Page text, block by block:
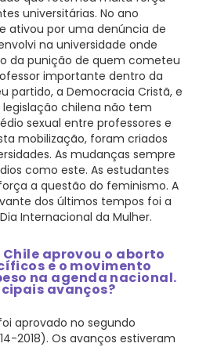
universitárias. No ano
ativou por uma denúncia de
na universidade onde
da punição de quem cometeu
importante dentro da
partido, a Democracia Cristã, e
chilena não tem
sexual entre professores e
mobilização, foram criados
As mudanças sempre
como este. As estudantes
a questão do feminismo. A
dos últimos tempos foi a
Internacional da Mulher.
aprovou o aborto
e o movimento
na agenda nacional.
avanços?
aprovado no segundo
2018). Os avanços estiveram